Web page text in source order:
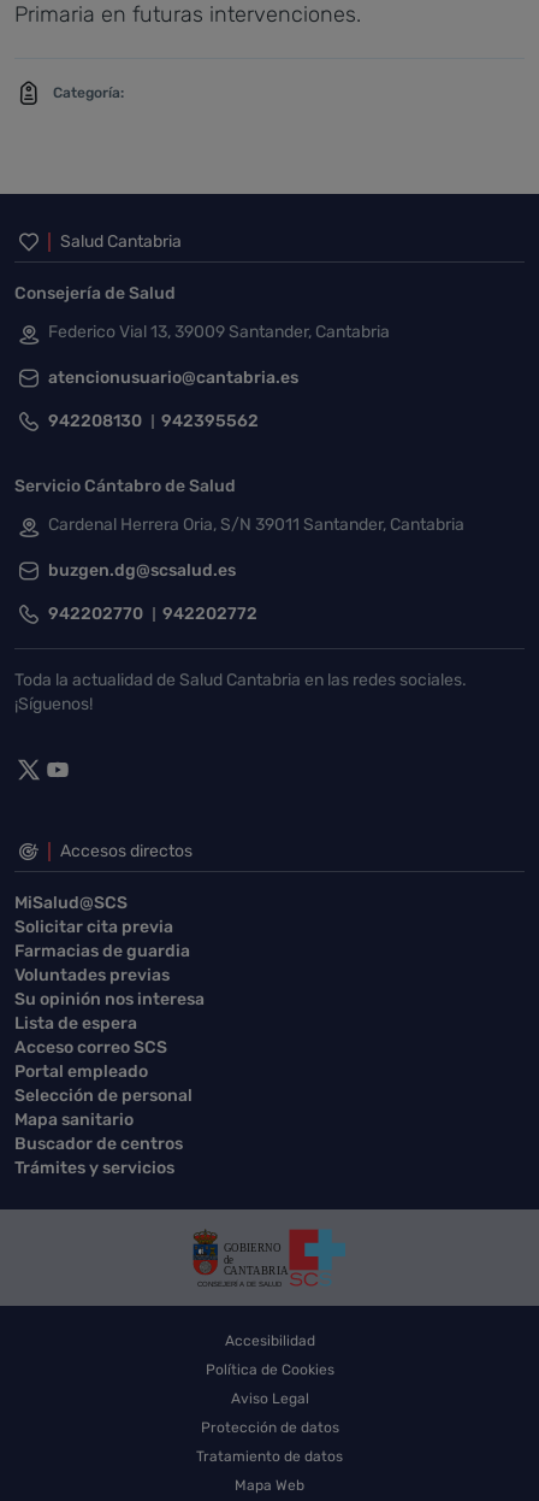
Primaria en futuras intervenciones.
Categoría:
Inicio del pie de página
Salud Cantabria
Consejería de Salud
Federico Vial 13, 39009 Santander, Cantabria
atencionusuario@cantabria.es
942208130 942395562
Servicio Cántabro de Salud
Cardenal Herrera Oria, S/N 39011 Santander, Cantabria
buzgen.dg@scsalud.es
942202770 942202772
Toda la actualidad de Salud Cantabria en las redes sociales.
¡Síguenos!
Accesos directos
MiSalud@SCS
Solicitar cita previa
Farmacias de guardia
Voluntades previas
Su opinión nos interesa
Lista de espera
Acceso correo SCS
Portal empleado
Selección de personal
Mapa sanitario
Buscador de centros
Trámites y servicios
Accesibilidad
Política de Cookies
Aviso Legal
Protección de datos
Tratamiento de datos
Mapa Web